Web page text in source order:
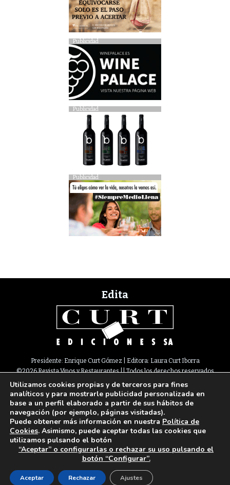
Publicidad
Publicidad
Publicidad
Edita
Presidente: Enrique Curt Gómez | Editora: Laura Curt Iborra
©2026 Revista Vinos y Restaurantes || Todos los derechos reservados
Newsletter Nota legal Política de Cookies Suscripción
Contacto
Paseo de Gracia, 63. 1º 2ª. 08008 Barcelona |933 180 101¦ Fax 933 183 505
Select Language ▼
Utilizamos cookies propias y de terceros para fines
analíticos y para mostrarle publicidad personalizada en
base a un perfil elaborado a partir de sus hábitos de
navegación (por ejemplo, páginas visitadas).
Puede obtener más información en nuestra Política de
Cookies. Asimismo, puede aceptar todas las cookies que
utilizamos pulsando el botón
“Aceptar” o configurarlas o rechazar su uso pulsando el
botón “Configurar”.
Aceptar Rechazar Ajustes